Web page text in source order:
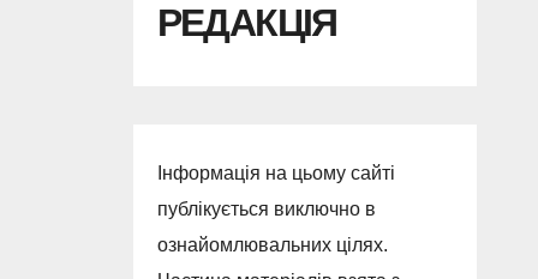
РЕДАКЦІЯ
Інформація на цьому сайті
публікується виключно в
ознайомлювальних цілях.